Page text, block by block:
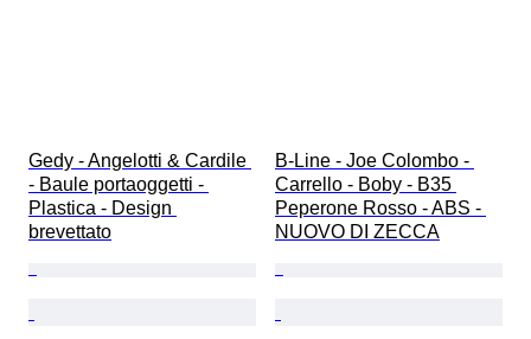
Gedy - Angelotti & Cardile
- Baule portaoggetti -
Plastica - Design
brevettato
B-Line - Joe Colombo -
Carrello - Boby - B35
Peperone Rosso - ABS -
NUOVO DI ZECCA